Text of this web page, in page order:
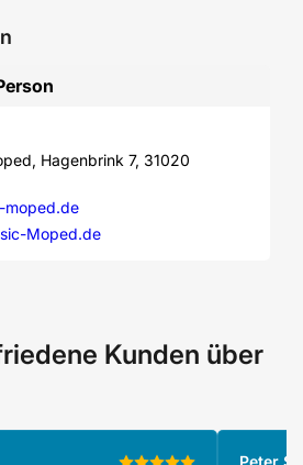
Hagenbrink 7, 31020
moped.de
Moped.de
Kunden über
Peter S.